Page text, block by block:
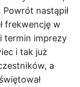
nastąpił
frekwencję w
termin imprezy
i tak już
a